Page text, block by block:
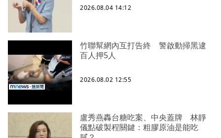
2026.08.04 14:12
竹聯幫網內互打告終 警啟動掃黑逮
百人押5人
2026.08.02 12:55
盧秀燕轟台糖吃案、中央蓋牌 林靜
儀點破製程關鍵：粗膠原油是能吃